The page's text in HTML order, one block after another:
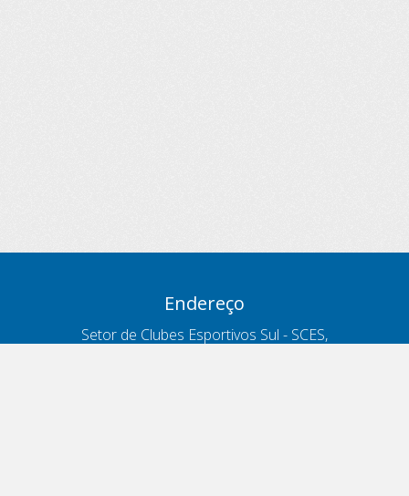
Endereço
Setor de Clubes Esportivos Sul - SCES,